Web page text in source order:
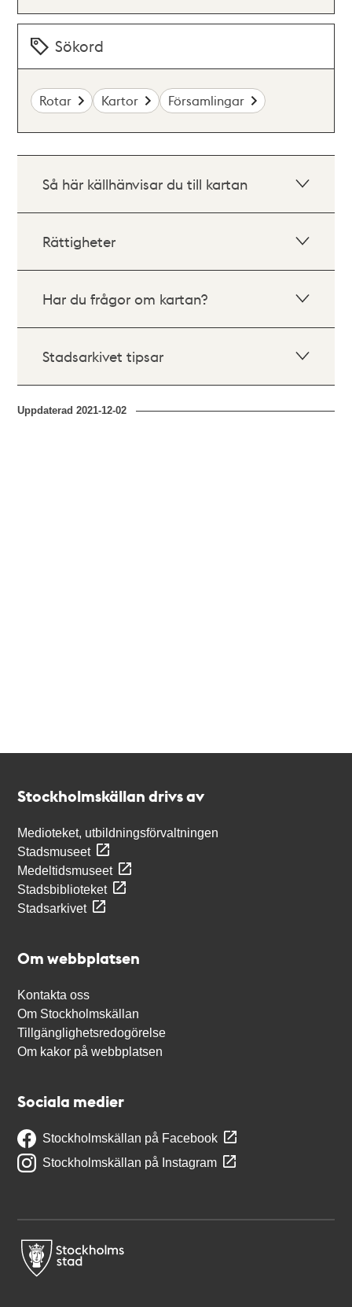
Sökord
Rotar Kartor Församlingar
Så här källhänvisar du till kartan
Rättigheter
Har du frågor om kartan?
Stadsarkivet tipsar
Uppdaterad2021-12-02
Stockholmskällan drivs av
Medioteket, utbildningsförvaltningen
Stadsmuseet
Medeltidsmuseet
Stadsbiblioteket
Stadsarkivet
Om webbplatsen
Kontakta oss
Om Stockholmskällan
Tillgänglighetsredogörelse
Om kakor på webbplatsen
Sociala medier
Stockholmskällan på Facebook
Stockholmskällan på Instagram